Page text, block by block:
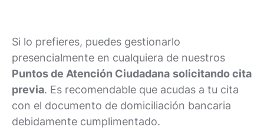
Si lo prefieres, puedes gestionarlo
presencialmente en cualquiera de nuestros
Puntos de Atención Ciudadana solicitando cita
previa. Es recomendable que acudas a tu cita
con el documento de domiciliación bancaria
debidamente cumplimentado.